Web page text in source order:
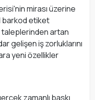
mirası üzerine
barkod etiket
taleplerinden artan
gelişen iş zorluklarını
yeni özellikler
zamanlı baskı